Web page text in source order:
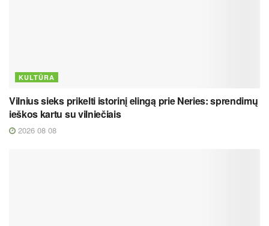
KULTŪRA
Vilnius sieks prikelti istorinį elingą prie Neries: sprendimų
ieškos kartu su vilniečiais
2026 08 08